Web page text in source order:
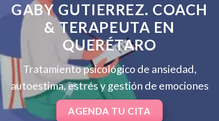
GABY GUTIERREZ. COACH
& TERAPEUTA EN
QUERÉTARO
Tratamiento psicológico de ansiedad,
autoestima, estrés y gestión de emociones
AGENDA TU CITA